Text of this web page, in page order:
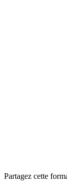
Partagez cette